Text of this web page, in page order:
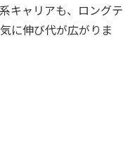
キャリアも、ロングテ
に伸び代が広がりま